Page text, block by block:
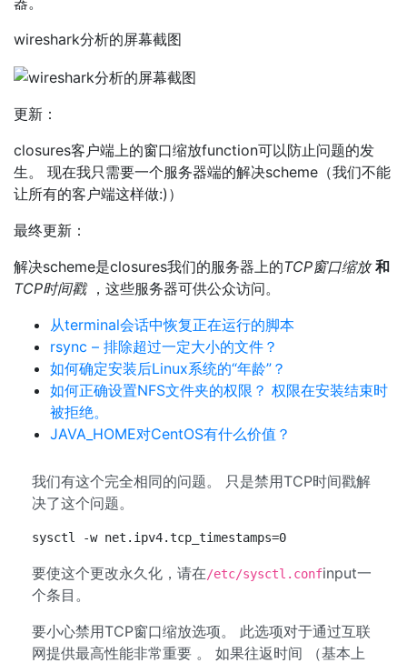
wireshark分析的屏幕截图
更新：
closures客户端上的窗口缩放function可以防止问题的发
生。 现在我只需要一个服务器端的解决scheme（我们不能
让所有的客户端这样做:)）
最终更新：
解决scheme是closures我们的服务器上的TCP窗口缩放 和
TCP时间戳，这些服务器可供公众访问。
从terminal会话中恢复正在运行的脚本
rsync – 排除超过一定大小的文件？
如何确定安装后Linux系统的“年龄”？
如何正确设置NFS文件夹的权限？ 权限在安装结束时
被拒绝。
JAVA_HOME对CentOS有什么价值？
我们有这个完全相同的问题。 只是禁用TCP时间戳解
决了这个问题。
sysctl -w net.ipv4.tcp_timestamps=0
要使这个更改永久化，请在/etc/sysctl.confinput一
个条目。
要小心禁用TCP窗口缩放选项。 此选项对于通过互联
网提供最高性能非常重要 。 如果往返时间 （基本上